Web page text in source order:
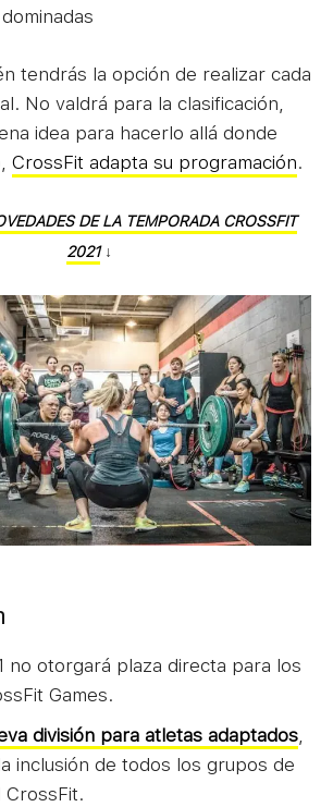
tendrás la opción de realizar cada
No valdrá para la clasificación,
idea para hacerlo allá donde
CrossFit adapta su programación.
DE LA TEMPORADA CROSSFIT
2021↓
no otorgará plaza directa para los
Games.
división para atletas adaptados,
inclusión de todos los grupos de
CrossFit.